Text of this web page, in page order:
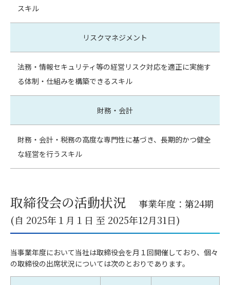
スキル
リスクマネジメント
法務・情報セキュリティ等の経営リスク対応を適正に実施す
る体制・仕組みを構築できるスキル
財務・会計
財務・会計・税務の高度な専門性に基づき、⾧期的かつ健全
な経営を行うスキル
取締役会の活動状況
事業年度：第24期
(自 2025年１月１日 至 2025年12月31日)
当事業年度において当社は取締役会を月１回開催しており、個々
の取締役の出席状況については次のとおりであります。